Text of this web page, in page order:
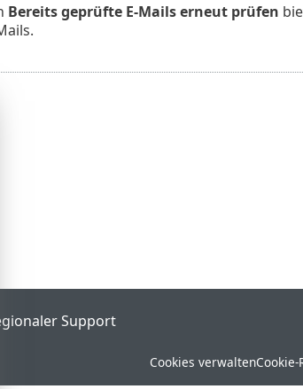
Bereits geprüfte E-Mails erneut prüfen
Support
Cookies verwalten